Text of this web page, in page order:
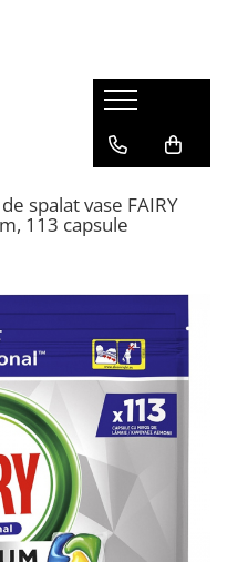
spalat vase FAIRY
113 capsule